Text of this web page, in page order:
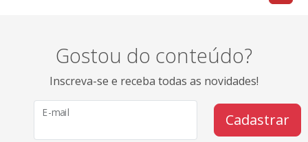
Gostou do conteúdo?
Inscreva-se e receba todas as novidades!
E-mail Cadastrar